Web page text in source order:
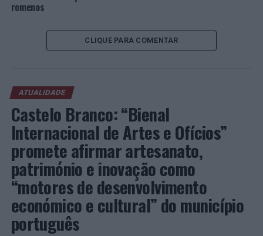
romenos
CLIQUE PARA COMENTAR
ATUALIDADE
Castelo Branco: “Bienal
Internacional de Artes e Ofícios”
promete afirmar artesanato,
património e inovação como
“motores de desenvolvimento
económico e cultural” do município
português